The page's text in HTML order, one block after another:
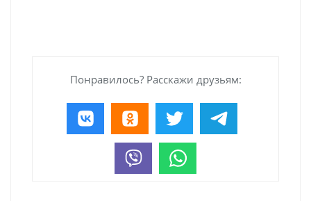
Понравилось? Расскажи друзьям: